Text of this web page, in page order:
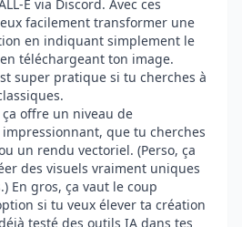
E via Discord. Avec ces
facilement transformer une
en indiquant simplement le
téléchargeant ton image.
super pratique si tu cherches à
offre un niveau de
que tu cherches
un rendu vectoriel. (Perso, ça
des visuels vraiment uniques
En gros, ça vaut le coup
si tu veux élever ta création
testé des outils IA dans tes